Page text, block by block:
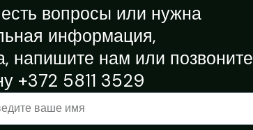
вопросы или нужна
информация,
напишите нам или позвоните
+372 5811 3529